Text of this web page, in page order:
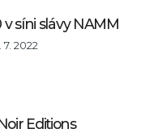
síni slávy NAMM
7. 2022
Editions